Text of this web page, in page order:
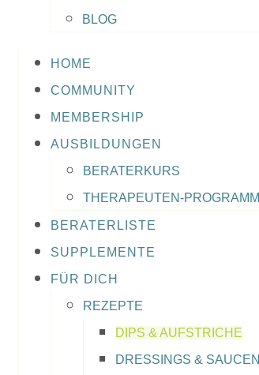
BLOG
HOME
COMMUNITY
MEMBERSHIP
AUSBILDUNGEN
BERATERKURS
THERAPEUTEN-PROGRAMM
BERATERLISTE
SUPPLEMENTE
FÜR DICH
REZEPTE
DIPS & AUFSTRICHE
DRESSINGS & SAUCEN